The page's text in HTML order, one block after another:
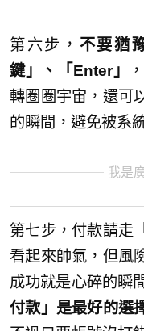
第六步， 不要猶
鍵」、「Enter」
轉圈圈宇宙，還可
的瞬間，避免被系
我是
第七步，付款請走
看起來帥氣，但風
成功就是心碎的瞬
付款」是最好的選